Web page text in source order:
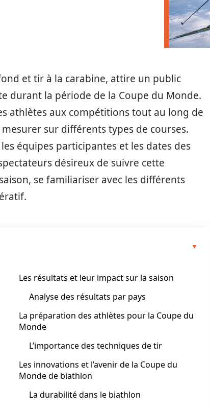
et tir à la carabine, attire un public
durant la période de la Coupe du Monde.
athlètes aux compétitions tout au long de
sur différents types de courses.
équipes participantes et les dates des
désireux de suivre cette
se familiariser avec les différents
Les résultats et leur impact sur la saison
Analyse des résultats par pays
La préparation des athlètes pour la Coupe du
Monde
L’importance des techniques de tir
Les innovations et l’avenir de la Coupe du
Monde de biathlon
La durabilité dans le biathlon